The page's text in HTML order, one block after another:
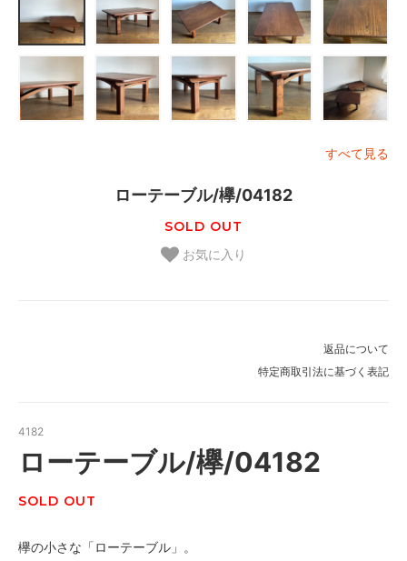
すべて見る
ローテーブル/欅/04182
SOLD OUT
お気に入り
返品について
特定商取引法に基づく表記
4182
ローテーブル/欅/04182
SOLD OUT
欅の小さな「ローテーブル」。